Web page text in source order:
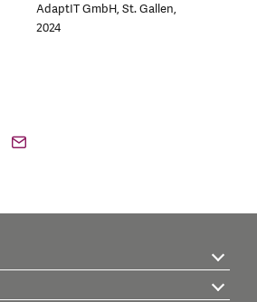
AdaptIT GmbH, St. Gallen,
2024